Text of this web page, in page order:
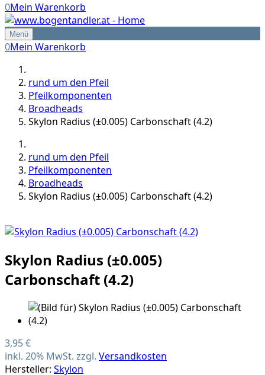
0Mein Warenkorb
Menü
0Mein Warenkorb
rund um den Pfeil
Pfeilkomponenten
Broadheads
Skylon Radius (±0.005) Carbonschaft (4.2)
rund um den Pfeil
Pfeilkomponenten
Broadheads
Skylon Radius (±0.005) Carbonschaft (4.2)
Skylon Radius (±0.005)
Carbonschaft (4.2)
3,95 €
inkl. 20% MwSt. zzgl. Versandkosten
Hersteller: Skylon